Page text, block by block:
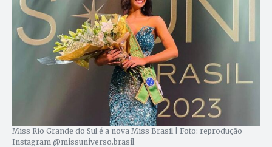
Miss Rio Grande do Sul é a nova Miss Brasil | Foto: reprodução
Instagram @missuniverso.brasil